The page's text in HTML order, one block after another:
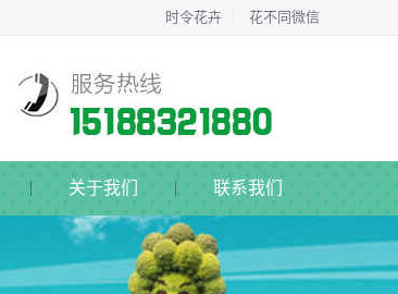
时令花卉 花不同微信
关于我们 联系我们